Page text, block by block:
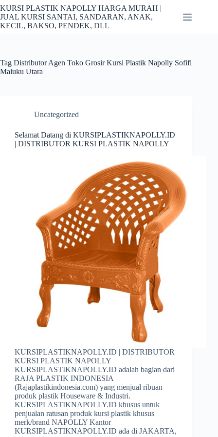
Skip
to
content
KURSI PLASTIK NAPOLLY HARGA MURAH |
JUAL KURSI SANTAI, SANDARAN, ANAK,
KECIL, BAKSO, PENDEK, DLL
Tag Distributor Agen Toko Grosir Kursi Plastik Napolly Sofifi
Maluku Utara
Uncategorized
Selamat Datang di KURSIPLASTIKNAPOLLY.ID
| DISTRIBUTOR KURSI PLASTIK NAPOLLY
KURSIPLASTIKNAPOLLY.ID | DISTRIBUTOR
KURSI PLASTIK NAPOLLY
KURSIPLASTIKNAPOLLY.ID adalah bagian dari
RAJA PLASTIK INDONESIA
(Rajaplastikindonesia.com) yang menjual ribuan
produk plastik Houseware & Industri.
KURSIPLASTIKNAPOLLY.ID khusus untuk
penjualan ratusan produk kursi plastik khusus
merk/brand NAPOLLY Kantor
KURSIPLASTIKNAPOLLY.ID ada di JAKARTA,